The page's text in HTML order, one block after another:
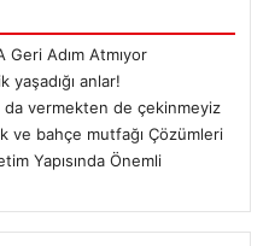
Geri Adım Atmıyor
yaşadığı anlar!
da vermekten de çekinmeyiz
ve bahçe mutfağı Çözümleri
Yapısında Önemli